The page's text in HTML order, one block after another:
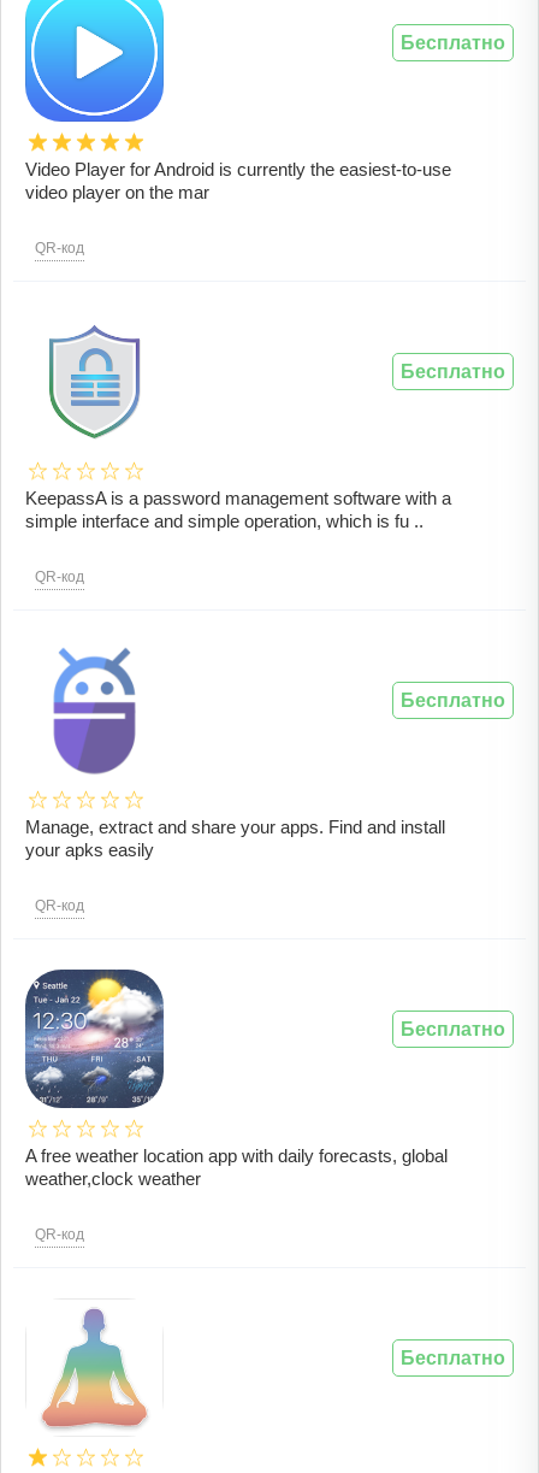
Video Player for Android is currently the easiest-to-use
video player on the mar
QR-код
Бесплатно
KeepassA is a password management software with a
simple interface and simple operation, which is fu ..
QR-код
Бесплатно
Manage, extract and share your apps. Find and install
your apks easily
QR-код
Бесплатно
A free weather location app with daily forecasts, global
weather,clock weather
QR-код
Бесплатно
Бесплатно